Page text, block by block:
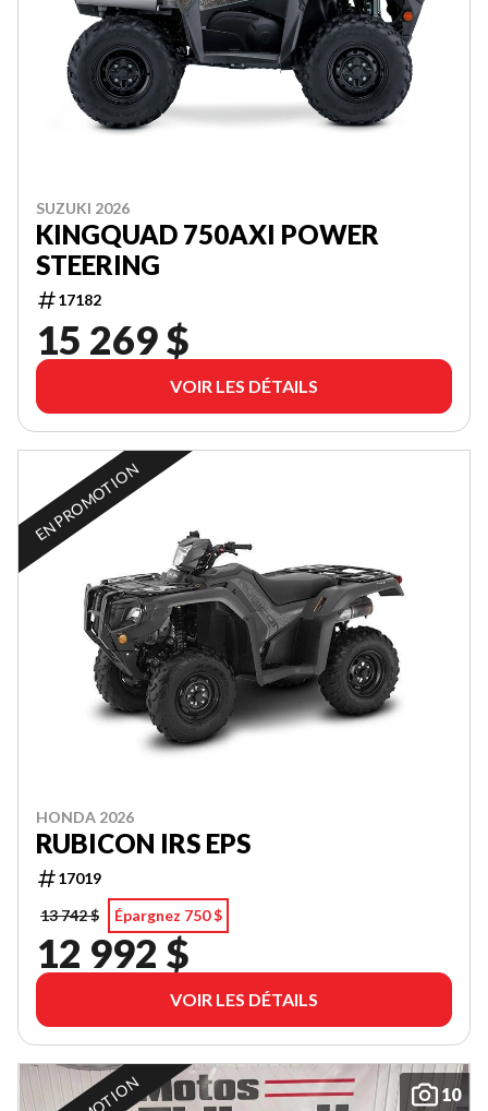
SUZUKI 2026
KINGQUAD 750AXI POWER
STEERING
17182
15 269 $
VOIR LES DÉTAILS
EN PROMOTION
HONDA 2026
RUBICON IRS EPS
17019
13 742 $
Épargnez 750 $
12 992 $
VOIR LES DÉTAILS
10